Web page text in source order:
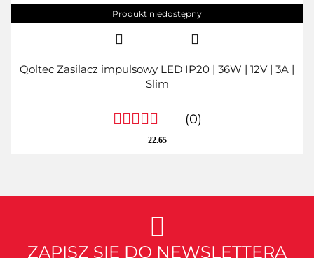
Produkt niedostępny
Qoltec Zasilacz impulsowy LED IP20 | 36W | 12V | 3A |
Slim
(0)
22.65
ZAPISZ SIĘ DO NEWSLETTERA